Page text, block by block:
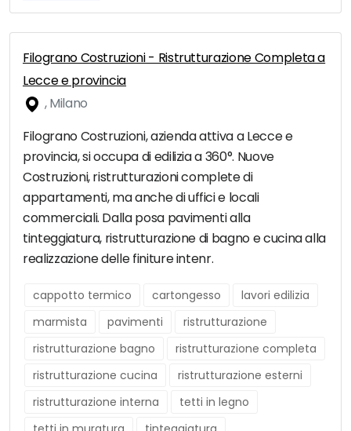
Filograno Costruzioni - Ristrutturazione Completa a
Lecce e provincia
, Milano
Filograno Costruzioni, azienda attiva a Lecce e
provincia, si occupa di edilizia a 360°. Nuove
Costruzioni, ristrutturazioni complete di
appartamenti, ma anche di uffici e locali
commerciali. Dalla posa pavimenti alla
tinteggiatura, ristrutturazione di bagno e cucina alla
realizzazione delle finiture intenr.
cappotto termico cartongesso
lavori edilizia
marmista
pavimenti
ristrutturazione
ristrutturazione bagno
ristrutturazione completa
ristrutturazione cucina
ristrutturazione esterni
ristrutturazione interna
tetti in legno